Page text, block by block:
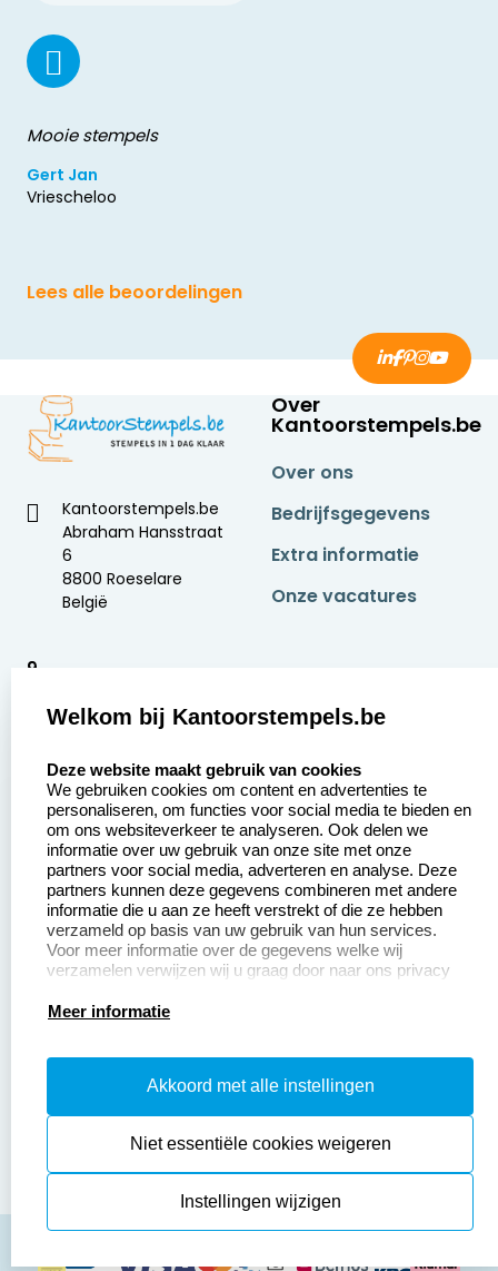
Mooie stempels
Gert Jan
Vriescheloo
Lees alle beoordelingen
Kantoorstempels.be
Abraham Hansstraat
6
8800 Roeselare
België
9
Over
Kantoorstempels.be
Over ons
Bedrijfsgegevens
Extra informatie
Onze vacatures
Aanvraag op maat
Betaling &
Verzending
Wederverkoper
worden
Contact opnemen
Veel gestelde vragen
Retourneren
Herroepingsrecht
Productinformatie:
Instructiepagina
Safety Sheets
Sitemap
Welkom bij Kantoorstempels.be
Deze website maakt gebruik van cookies
We gebruiken cookies om content en advertenties te
personaliseren, om functies voor social media te bieden en
om ons websiteverkeer te analyseren. Ook delen we
informatie over uw gebruik van onze site met onze
partners voor social media, adverteren en analyse. Deze
partners kunnen deze gegevens combineren met andere
informatie die u aan ze heeft verstrekt of die ze hebben
verzameld op basis van uw gebruik van hun services.
Voor meer informatie over de gegevens welke wij
verzamelen verwijzen wij u graag door naar ons privacy
Meer informatie
Akkoord met alle instellingen
Niet essentiële cookies weigeren
Instellingen wijzigen